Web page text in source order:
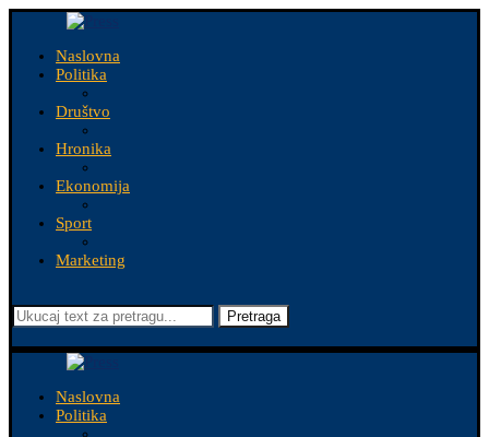
Naslovna
Politika
Društvo
Hronika
Ekonomija
Sport
Marketing
Pretraga
Naslovna
Politika